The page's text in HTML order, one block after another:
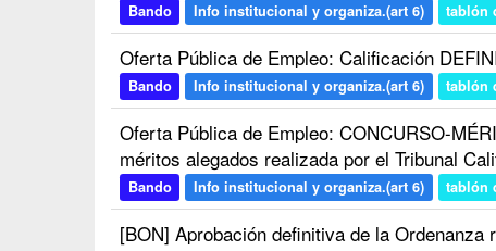
Bando Info institucional y organiza.(art 6) tablón
Oferta Pública de Empleo: Calificación
Bando Info institucional y organiza.(art 6) tablón
Oferta Pública de Empleo: CONCURSO-
méritos alegados realizada por el Tribunal
Bando Info institucional y organiza.(art 6) tablón
[BON] Aprobación definitiva de la Ordenanza